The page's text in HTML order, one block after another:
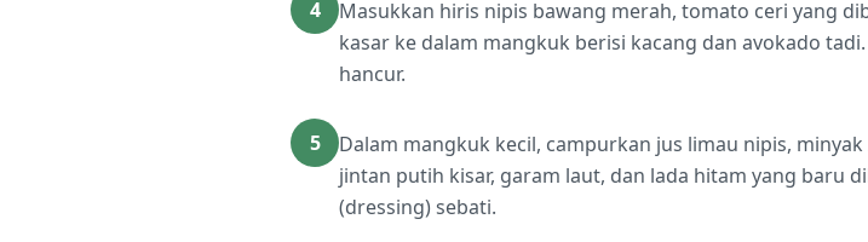
4
Masukkan hiris nipis bawang merah, tomato ceri yang
kasar ke dalam mangkuk berisi kacang dan avokado
hancur.
5
Dalam mangkuk kecil, campurkan jus limau nipis,
jintan putih kisar, garam laut, dan lada hitam yang baru
(dressing) sebati.